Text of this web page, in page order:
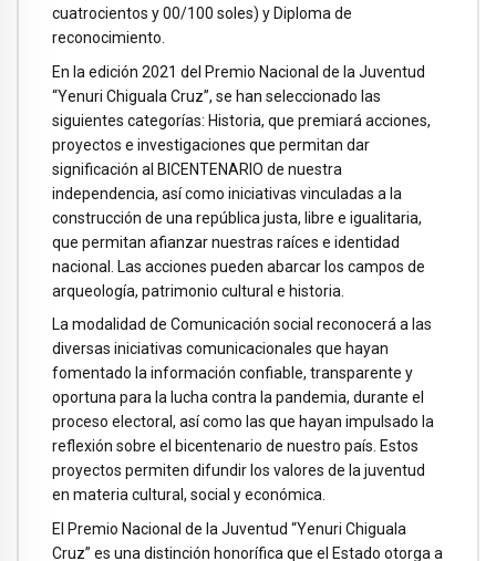
cuatrocientos y 00/100 soles) y Diploma de
reconocimiento.
En la edición 2021 del Premio Nacional de la Juventud
“Yenuri Chiguala Cruz”, se han seleccionado las
siguientes categorías: Historia, que premiará acciones,
proyectos e investigaciones que permitan dar
significación al BICENTENARIO de nuestra
independencia, así como iniciativas vinculadas a la
construcción de una república justa, libre e igualitaria,
que permitan afianzar nuestras raíces e identidad
nacional. Las acciones pueden abarcar los campos de
arqueología, patrimonio cultural e historia.
La modalidad de Comunicación social reconocerá a las
diversas iniciativas comunicacionales que hayan
fomentado la información confiable, transparente y
oportuna para la lucha contra la pandemia, durante el
proceso electoral, así como las que hayan impulsado la
reflexión sobre el bicentenario de nuestro país. Estos
proyectos permiten difundir los valores de la juventud
en materia cultural, social y económica.
El Premio Nacional de la Juventud “Yenuri Chiguala
Cruz” es una distinción honorífica que el Estado otorga a